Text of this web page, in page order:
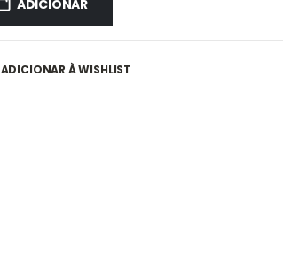
ADICIONAR
ADICIONAR À WISHLIST